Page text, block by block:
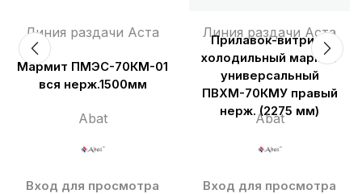
Линия раздачи Аста
Мармит ПМЭС-70КМ-01
вся нерж.1500мм
Abat
Вход для просмотра
Линия раздачи Аста
Прилавок-витрина
холодильный мармит
универсальный
ПВХМ-70КМУ правый
нерж. (2275 мм)
Abat
Вход для просмотра